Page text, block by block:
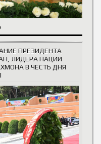
ПРЕЗИДЕНТА
ЛИДЕРА НАЦИИ
В ЧЕСТЬ ДНЯ